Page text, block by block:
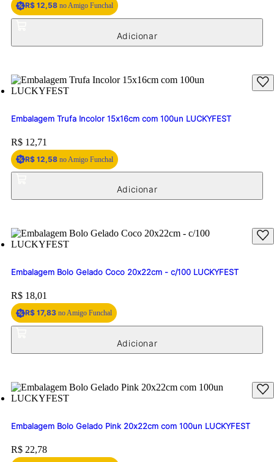
R$ 12,58 no Amigo Funchal
Embalagem Trufa Incolor 15x16cm com 100un LUCKYFEST
Price:
R$ 12,71
R$ 12,58 no Amigo Funchal
Embalagem Bolo Gelado Coco 20x22cm - c/100 LUCKYFEST
Price:
R$ 18,01
R$ 17,83 no Amigo Funchal
Embalagem Bolo Gelado Pink 20x22cm com 100un LUCKYFEST
Price:
R$ 22,78